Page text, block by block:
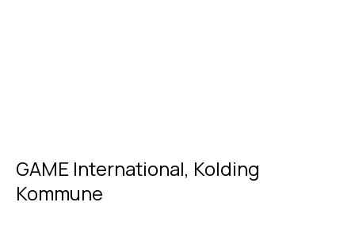
GAME International, Kolding
Kommune